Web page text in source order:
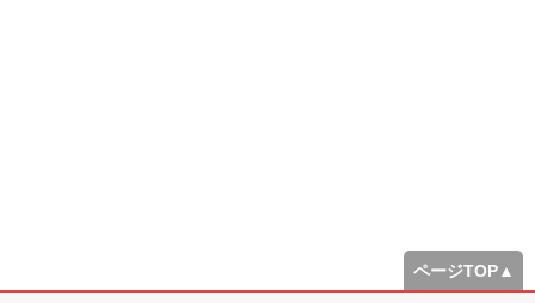
ページTOP▲